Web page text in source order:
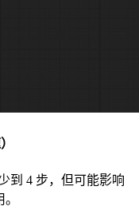
到 4 步，但可能影响